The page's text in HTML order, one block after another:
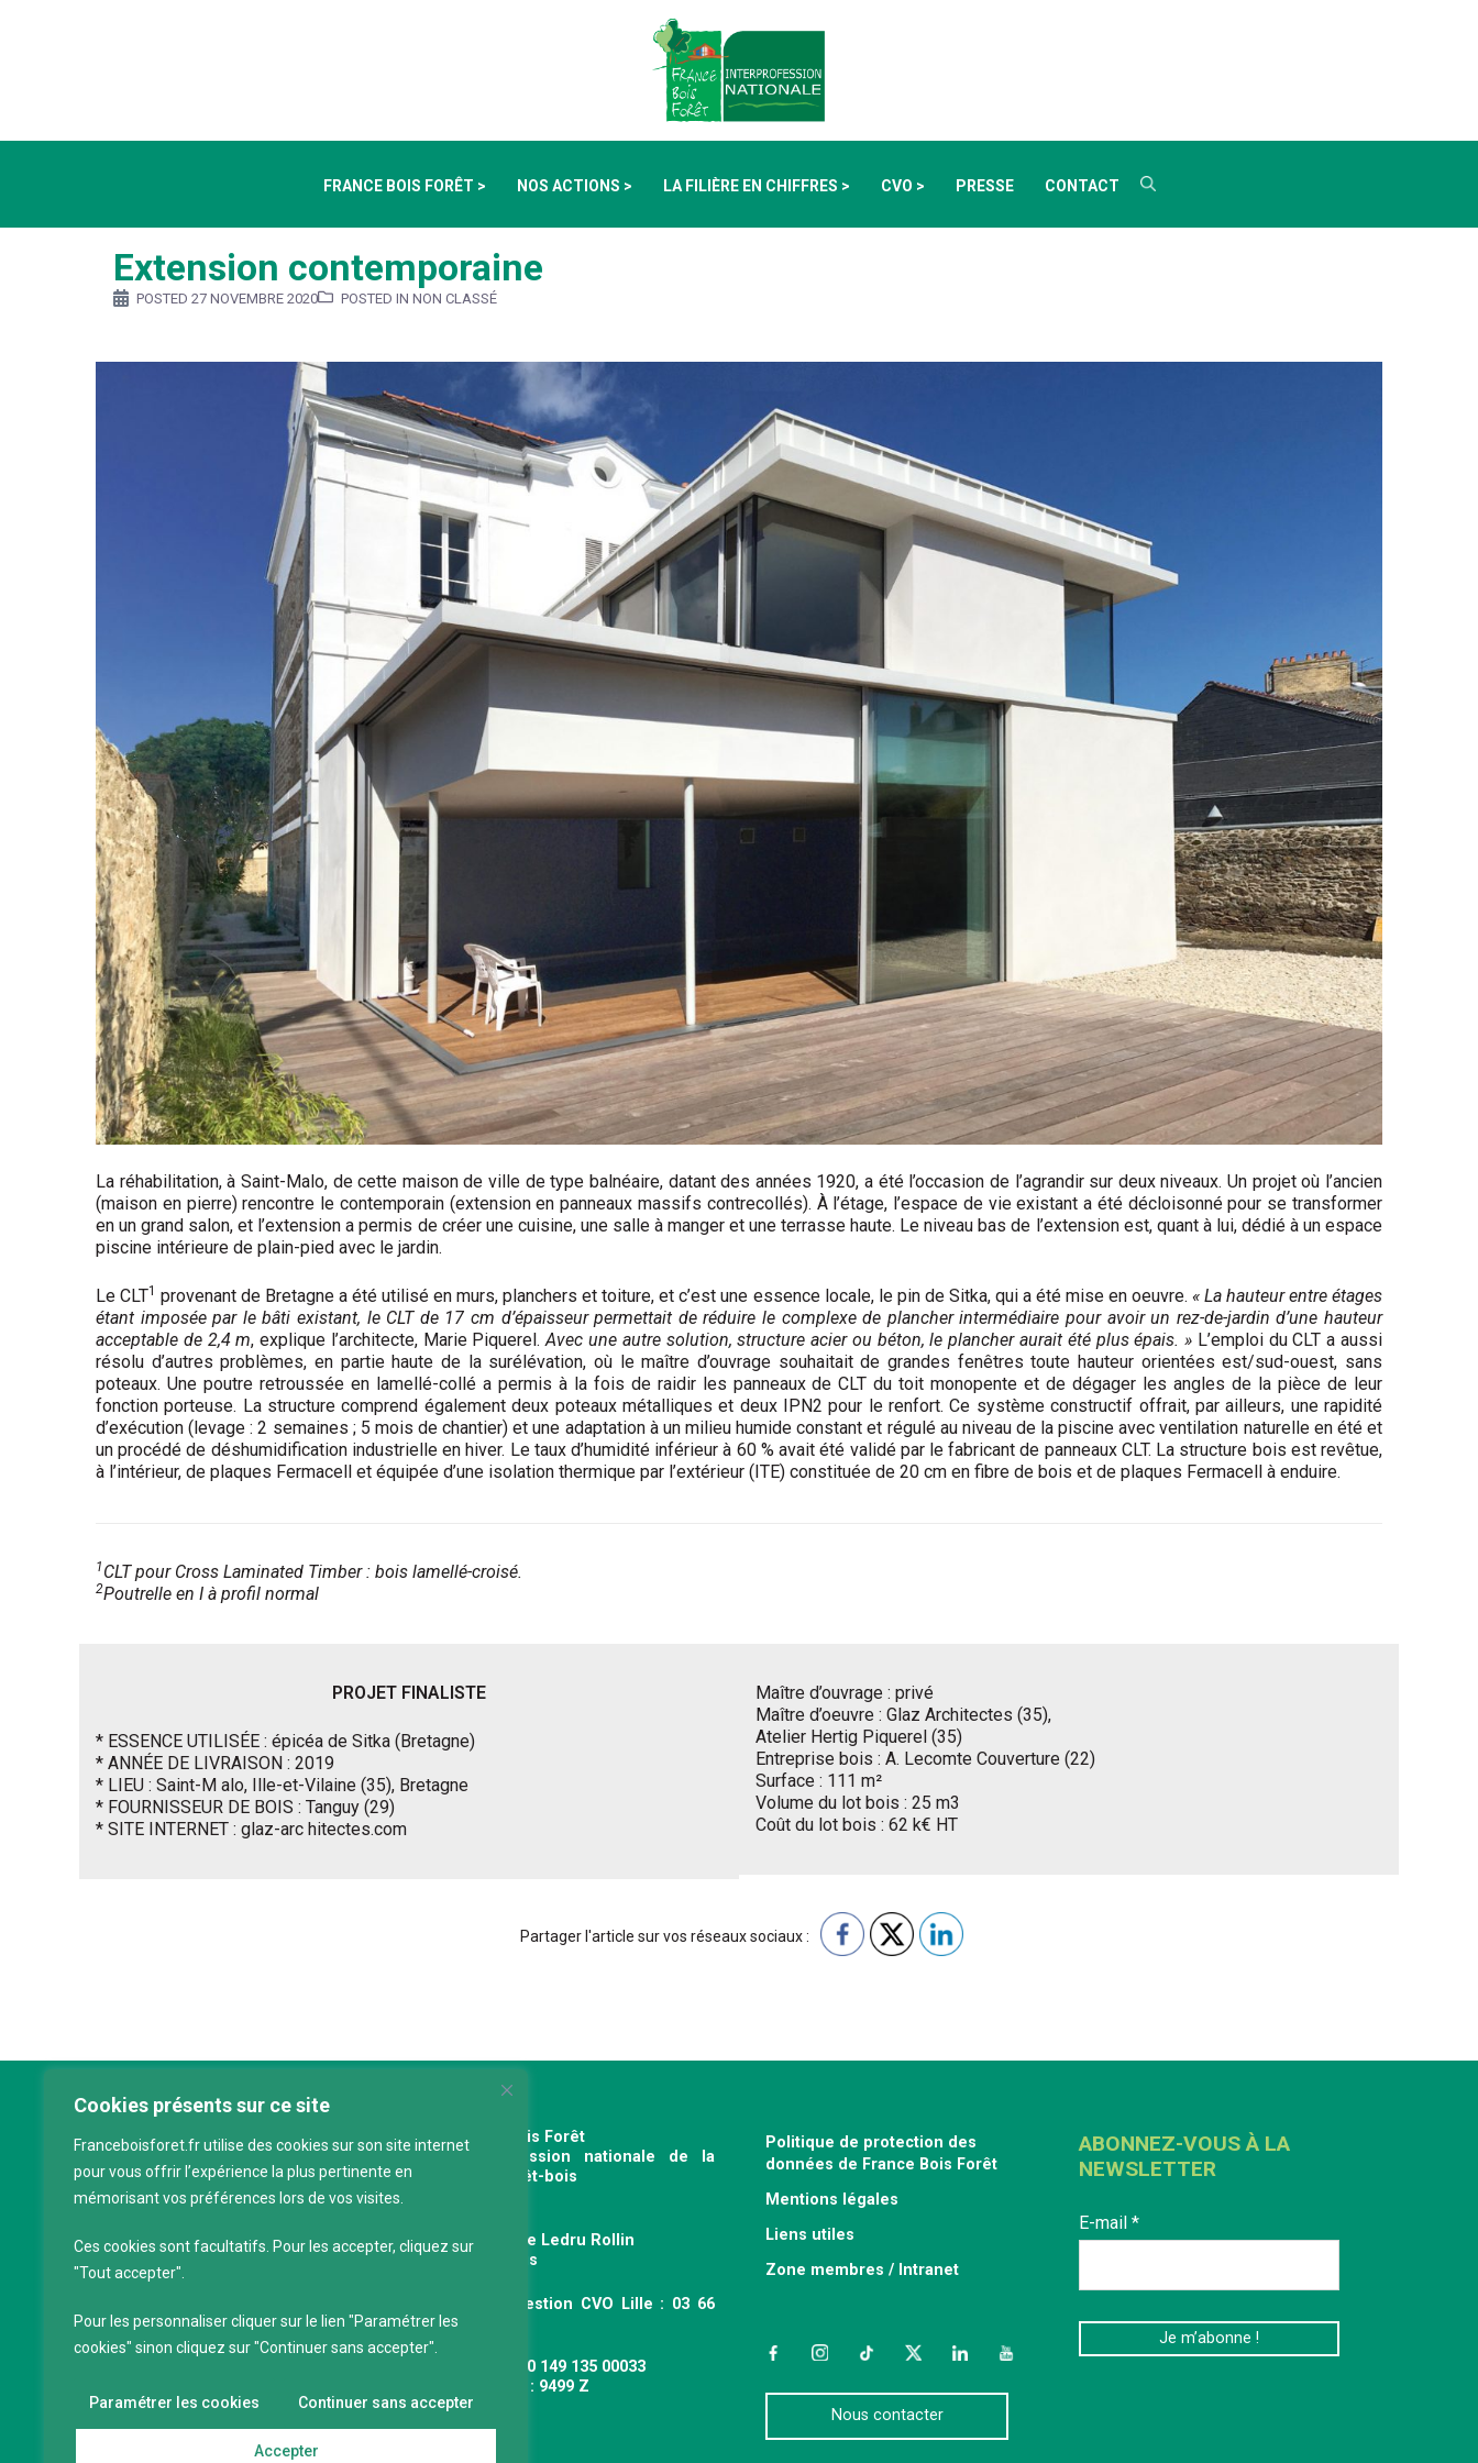
Cookies présents sur ce site
Franceboisforet.fr utilise des cookies sur son site internet
pour vous offrir l’expérience la plus pertinente en
mémorisant vos préférences lors de vos visites.
Ces cookies sont facultatifs. Pour les accepter, cliquez sur
"Tout accepter".
Pour les personnaliser cliquer sur le lien "Paramétrer les
cookies" sinon cliquez sur "Continuer sans accepter".
Paramétrer les cookies Continuer sans accepter
Accepter
FRANCE BOIS FORÊT > NOS ACTIONS > LA FILIÈRE EN CHIFFRES > CVO > PRESSE CONTACT
Extension contemporaine
POSTED 27 NOVEMBRE 2020 POSTED IN NON CLASSÉ
La réhabilitation, à Saint-Malo, de cette maison de ville de type balnéaire, datant des années 1920, a été l’occasion de l’agrandir sur deux niveaux. Un projet où l’ancien
(maison en pierre) rencontre le contemporain (extension en panneaux massifs contrecollés). À l’étage, l’espace de vie existant a été décloisonné pour se transformer
en un grand salon, et l’extension a permis de créer une cuisine, une salle à manger et une terrasse haute. Le niveau bas de l’extension est, quant à lui, dédié à un espace
piscine intérieure de plain-pied avec le jardin.
Le CLT1 provenant de Bretagne a été utilisé en murs, planchers et toiture, et c’est une essence locale, le pin de Sitka, qui a été mise en oeuvre. « La hauteur entre étages
étant imposée par le bâti existant, le CLT de 17 cm d’épaisseur permettait de réduire le complexe de plancher intermédiaire pour avoir un rez-de-jardin d’une hauteur
acceptable de 2,4 m, explique l’architecte, Marie Piquerel.Avec une autre solution, structure acier ou béton, le plancher aurait été plus épais. » L’emploi du CLT a aussi
résolu d’autres problèmes, en partie haute de la surélévation, où le maître d’ouvrage souhaitait de grandes fenêtres toute hauteur orientées est/sud-ouest, sans
poteaux. Une poutre retroussée en lamellé-collé a permis à la fois de raidir les panneaux de CLT du toit monopente et de dégager les angles de la pièce de leur
fonction porteuse. La structure comprend également deux poteaux métalliques et deux IPN2 pour le renfort. Ce système constructif offrait, par ailleurs, une rapidité
d’exécution (levage : 2 semaines ; 5 mois de chantier) et une adaptation à un milieu humide constant et régulé au niveau de la piscine avec ventilation naturelle en été et
un procédé de déshumidification industrielle en hiver. Le taux d’humidité inférieur à 60 % avait été validé par le fabricant de panneaux CLT. La structure bois est revêtue,
à l’intérieur, de plaques Fermacell et équipée d’une isolation thermique par l’extérieur (ITE) constituée de 20 cm en fibre de bois et de plaques Fermacell à enduire.
1 CLT pour Cross Laminated Timber: bois lamellé-croisé.
2Poutrelle en I à profil normal
PROJET FINALISTE
* ESSENCE UTILISÉE : épicéa de Sitka (Bretagne)
* ANNÉE DE LIVRAISON : 2019
* LIEU : Saint-M alo, Ille-et-Vilaine (35), Bretagne
* FOURNISSEUR DE BOIS : Tanguy (29)
* SITE INTERNET : glaz-arc hitectes.com
Maître d’ouvrage : privé
Maître d’oeuvre : Glaz Architectes (35),
Atelier Hertig Piquerel (35)
Entreprise bois : A. Lecomte Couverture (22)
Surface : 111 m²
Volume du lot bois : 25 m3
Coût du lot bois : 62 k€ HT
Partager l'article sur vos réseaux sociaux :
France Bois Forêt
Interprofession nationale de la
filière forêt-bois
120 avenue Ledru Rollin
75011 Paris
Service gestion CVO Lille : 03 66
88 39 63
SIRET : 490 149 135 00033
Code APE : 9499 Z
Politique de protection des
données de France Bois Forêt
Mentions légales
Liens utiles
Zone membres / Intranet
FacebookInstagramTikTokTwitterLinkedInYouTube
Nous contacter
ABONNEZ-VOUS À LA
NEWSLETTER
E-mail *